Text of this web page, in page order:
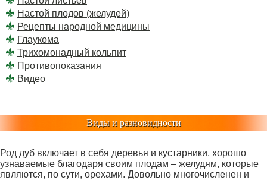
Настой плодов (желудей)
Рецепты народной медицины
Глаукома
Трихомонадный кольпит
Противопоказания
Видео
Виды и разновидности
Род дуб включает в себя деревья и кустарники, хорошо
узнаваемые благодаря своим плодам – желудям, которые
являются, по сути, орехами. Довольно многочисленен и